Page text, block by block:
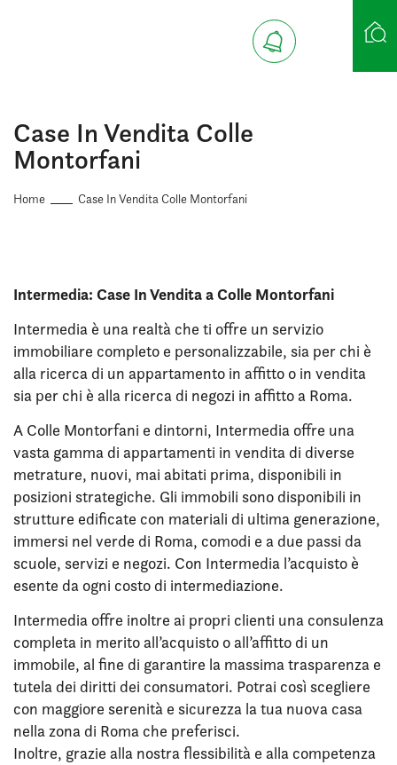
Case In Vendita Colle
Montorfani
Home Case In Vendita Colle Montorfani
Intermedia: Case In Vendita a Colle Montorfani
Intermedia è una realtà che ti offre un servizio
immobiliare completo e personalizzabile, sia per chi è
alla ricerca di un appartamento in affitto o in vendita
sia per chi è alla ricerca di negozi in affitto a Roma.
A Colle Montorfani e dintorni, Intermedia offre una
vasta gamma di appartamenti in vendita di diverse
metrature, nuovi, mai abitati prima, disponibili in
posizioni strategiche. Gli immobili sono disponibili in
strutture edificate con materiali di ultima generazione,
immersi nel verde di Roma, comodi e a due passi da
scuole, servizi e negozi. Con Intermedia l’acquisto è
esente da ogni costo di intermediazione.
Intermedia offre inoltre ai propri clienti una consulenza
completa in merito all’acquisto o all’affitto di un
immobile, al fine di garantire la massima trasparenza e
tutela dei diritti dei consumatori. Potrai così scegliere
con maggiore serenità e sicurezza la tua nuova casa
nella zona di Roma che preferisci.
Inoltre, grazie alla nostra flessibilità e alla competenza